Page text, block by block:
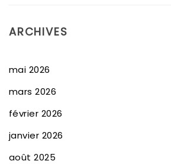
ARCHIVES
mai 2026
mars 2026
février 2026
janvier 2026
août 2025